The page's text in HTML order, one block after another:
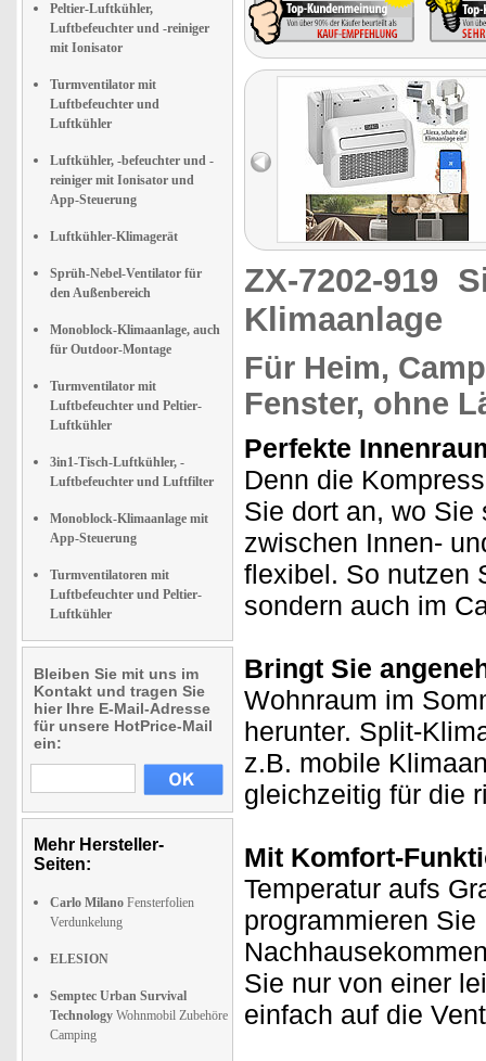
Peltier-Luftkühler,
Luftbefeuchter und -reiniger
mit Ionisator
Turmventilator mit
Luftbefeuchter und
Luftkühler
Luftkühler, -befeuchter und -
reiniger mit Ionisator und
App-Steuerung
Luftkühler-Klimagerät
Sprüh-Nebel-Ventilator für
den Außenbereich
Monoblock-Klimaanlage, auch
für Outdoor-Montage
Turmventilator mit
Luftbefeuchter und Peltier-
Luftkühler
3in1-Tisch-Luftkühler, -
Luftbefeuchter und Luftfilter
Monoblock-Klimaanlage mit
App-Steuerung
Turmventilatoren mit
Luftbefeuchter und Peltier-
Luftkühler
Bleiben Sie mit uns im
Kontakt und tragen Sie
hier Ihre E-Mail-Adresse
für unsere HotPrice-Mail
ein:
Mehr Hersteller-
Seiten:
Carlo Milano Fensterfolien
Verdunkelung
ELESION
Semptec Urban Survival
Technology Wohnmobil Zubehöre
Camping
ZX-7202-919
Klimaanlage
Für Heim,
Fenster, ohne
Perfekte
Denn die
Sie dort an, wo
zwischen Innen-
flexibel. So nutzen
sondern auch im
Bringt Sie
Wohnraum im
herunter. Split-
z.B. mobile
gleichzeitig für die
Mit Komfort-
Temperatur aufs
programmieren
Sie nur von einer
einfach auf die